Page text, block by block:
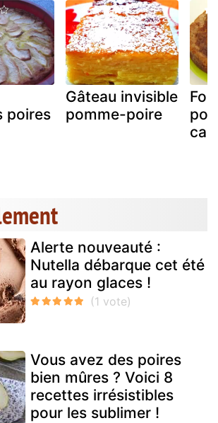
poires
Gâteau invisible
pomme-poire
Alerte nouveauté :
Nutella débarque cet été
au rayon glaces !
Vous avez des poires
bien mûres ? Voici 8
recettes irrésistibles
pour les sublimer !